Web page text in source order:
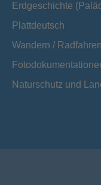
Erdgeschichte
Plattdeutsch
Wandern /
Naturschutz und